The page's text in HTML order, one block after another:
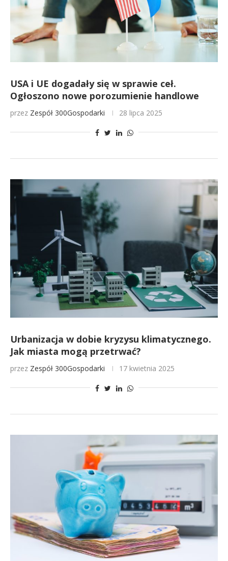
USA i UE dogadały się w sprawie ceł.
Ogłoszono nowe porozumienie handlowe
przez Zespół 300Gospodarki 28 lipca 2025
Urbanizacja w dobie kryzysu klimatycznego.
Jak miasta mogą przetrwać?
przez Zespół 300Gospodarki 17 kwietnia 2025